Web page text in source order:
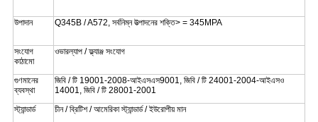
উপাদান Q345B / A572, সর্বনিম্ন উত্পাদনের শক্তি> = 345MPA
সংযোগ
কাঠামো
ওভারল্যাপ / ফ্ল্যাঞ্জ সংযোগ
গুণমানের
ব্যবস্থা
জিবি / টি 19001-2008-আইএসএস9001, জিবি / টি 24001-2004-আইএসও
14001, জিবি / টি 28001-2001
স্ট্যান্ডার্ড
চীন / ব্রিটিশ / আমেরিকা স্ট্যান্ডার্ড / ইউরোপীয় মান